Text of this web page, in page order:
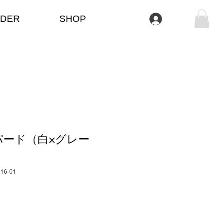
SHOP Anmelden
ド（白×グレー
01